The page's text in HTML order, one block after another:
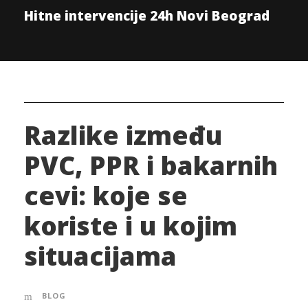
Hitne intervencije 24h Novi Beograd
Razlike između
PVC, PPR i bakarnih
cevi: koje se
koriste i u kojim
situacijama
BLOG